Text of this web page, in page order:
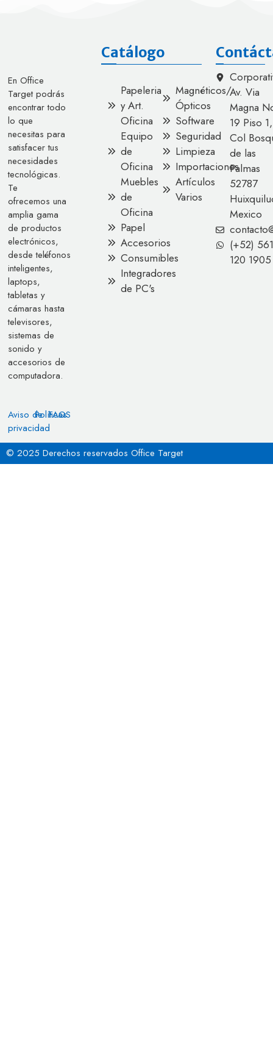
En Office
Target podrás
encontrar todo
lo que
necesitas para
satisfacer tus
necesidades
tecnológicas.
Te
ofrecemos una
amplia gama
de productos
electrónicos,
desde teléfonos
inteligentes,
laptops,
tabletas y
cámaras hasta
televisores,
sistemas de
sonido y
accesorios de
computadora.
Aviso de
privacidad
Políticas
FAQS
Catálogo
Papeleria
y Art.
Oficina
Equipo
de
Oficina
Muebles
de
Oficina
Papel
Accesorios
Consumibles
Integradores
de PC's
Magnéticos/
Ópticos
Software
Seguridad
Limpieza
Importaciones
Artículos
Varios
Av. Via
Magna
19 Piso 1,
Col
de las
Palmas
52787
Mexico
(+52) 561
120 1905
© 2025 Derechos reservados Office Target